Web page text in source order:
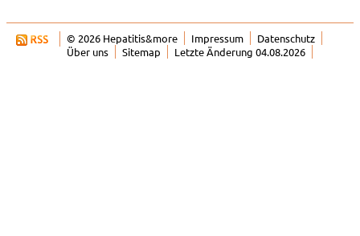
© 2026 Hepatitis&more Impressum
Datenschutz
Über uns
Sitemap Letzte Änderung 04.08.2026